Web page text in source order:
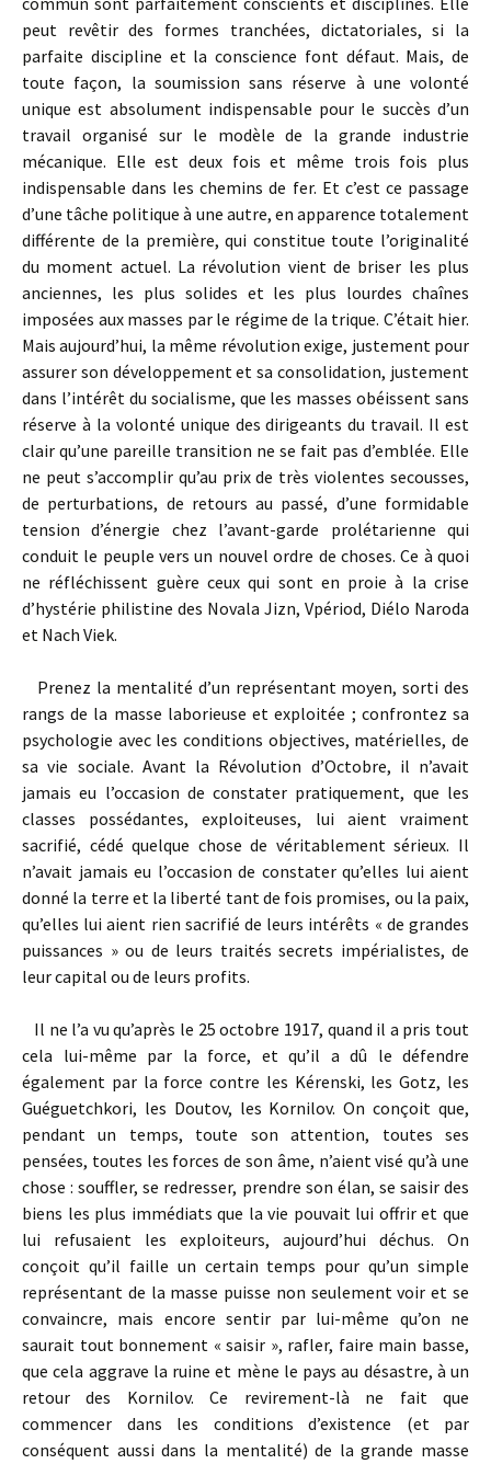
peut revêtir des formes tranchées, dictatoriales, si la
parfaite discipline et la conscience font défaut. Mais, de
toute façon, la soumission sans réserve à une volonté
unique est absolument indispensable pour le succès d’un
travail organisé sur le modèle de la grande industrie
mécanique. Elle est deux fois et même trois fois plus
indispensable dans les chemins de fer. Et c’est ce passage
d’une tâche politique à une autre, en apparence totalement
différente de la première, qui constitue toute l’originalité
du moment actuel. La révolution vient de briser les plus
anciennes, les plus solides et les plus lourdes chaînes
imposées aux masses par le régime de la trique. C’était hier.
Mais aujourd’hui, la même révolution exige, justement pour
assurer son développement et sa consolidation, justement
dans l’intérêt du socialisme, que les masses obéissent sans
réserve à la volonté unique des dirigeants du travail. Il est
clair qu’une pareille transition ne se fait pas d’emblée. Elle
ne peut s’accomplir qu’au prix de très violentes secousses,
de perturbations, de retours au passé, d’une formidable
tension d’énergie chez l’avant-garde prolétarienne qui
conduit le peuple vers un nouvel ordre de choses. Ce à quoi
ne réfléchissent guère ceux qui sont en proie à la crise
d’hystérie philistine des Novala Jizn, Vpériod, Diélo Naroda
et Nach Viek.
Prenez la mentalité d’un représentant moyen, sorti des
rangs de la masse laborieuse et exploitée ; confrontez sa
psychologie avec les conditions objectives, matérielles, de
sa vie sociale. Avant la Révolution d’Octobre, il n’avait
jamais eu l’occasion de constater pratiquement, que les
classes possédantes, exploiteuses, lui aient vraiment
sacrifié, cédé quelque chose de véritablement sérieux. Il
n’avait jamais eu l’occasion de constater qu’elles lui aient
donné la terre et la liberté tant de fois promises, ou la paix,
qu’elles lui aient rien sacrifié de leurs intérêts « de grandes
puissances » ou de leurs traités secrets impérialistes, de
leur capital ou de leurs profits.
Il ne l’a vu qu’après le 25 octobre 1917, quand il a pris tout
cela lui-même par la force, et qu’il a dû le défendre
également par la force contre les Kérenski, les Gotz, les
Guéguetchkori, les Doutov, les Kornilov. On conçoit que,
pendant un temps, toute son attention, toutes ses
pensées, toutes les forces de son âme, n’aient visé qu’à une
chose : souffler, se redresser, prendre son élan, se saisir des
biens les plus immédiats que la vie pouvait lui offrir et que
lui refusaient les exploiteurs, aujourd’hui déchus. On
conçoit qu’il faille un certain temps pour qu’un simple
représentant de la masse puisse non seulement voir et se
convaincre, mais encore sentir par lui-même qu’on ne
saurait tout bonnement « saisir », rafler, faire main basse,
que cela aggrave la ruine et mène le pays au désastre, à un
retour des Kornilov. Ce revirement-là ne fait que
commencer dans les conditions d’existence (et par
conséquent aussi dans la mentalité) de la grande masse